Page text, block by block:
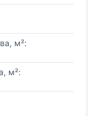
м²:
м²: